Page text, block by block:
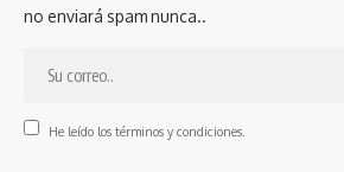
no enviará spam nunca..
He leído los términos y condiciones.